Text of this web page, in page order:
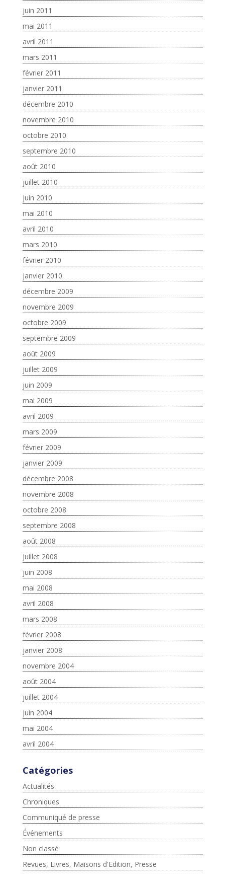
juin 2011
mai 2011
avril 2011
mars 2011
février 2011
janvier 2011
décembre 2010
novembre 2010
octobre 2010
septembre 2010
août 2010
juillet 2010
juin 2010
mai 2010
avril 2010
mars 2010
février 2010
janvier 2010
décembre 2009
novembre 2009
octobre 2009
septembre 2009
août 2009
juillet 2009
juin 2009
mai 2009
avril 2009
mars 2009
février 2009
janvier 2009
décembre 2008
novembre 2008
octobre 2008
septembre 2008
août 2008
juillet 2008
juin 2008
mai 2008
avril 2008
mars 2008
février 2008
janvier 2008
novembre 2004
août 2004
juillet 2004
juin 2004
mai 2004
avril 2004
Catégories
Actualités
Chroniques
Communiqué de presse
Événements
Non classé
Revues, Livres, Maisons d'Edition, Presse